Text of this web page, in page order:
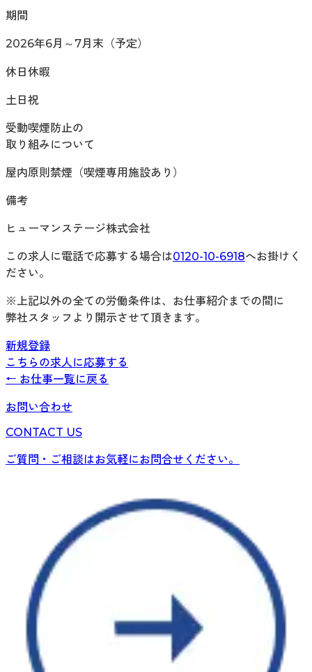
期間
2026年6月～7月末（予定）
休日休暇
土日祝
受動喫煙防止の
取り組みについて
屋内原則禁煙（喫煙専用施設あり）
備考
ヒューマンステージ株式会社
この求人に電話で応募する場合は0120-10-6918へお掛けく
ださい。
※上記以外の全ての労働条件は、お仕事紹介までの間に
弊社スタッフより開示させて頂きます。
新規登録
こちらの求人に応募する
← お仕事一覧に戻る
お問い合わせ
CONTACT US
ご質問・ご相談はお気軽にお問合せください。